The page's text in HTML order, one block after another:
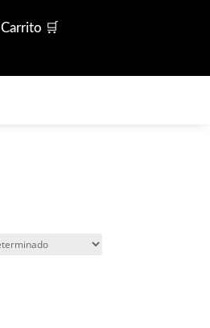
Carrito 🛒